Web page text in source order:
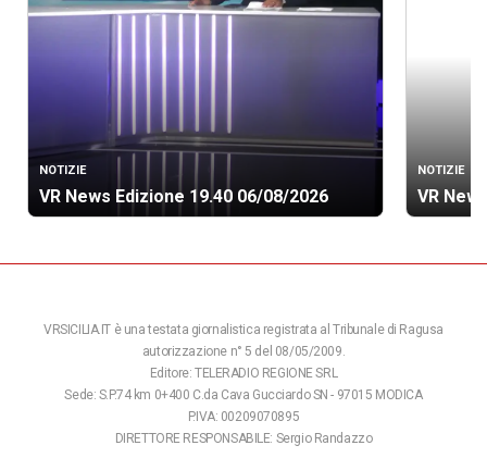
NOTIZIE
VR News Edizione 19.40 06/08/2026
NOTIZIE
VR
VRSICILIA.IT è una testata giornalistica registrata al Tribunale di Ragusa
autorizzazione n° 5 del 08/05/2009.
Editore: TELERADIO REGIONE SRL
Sede: S.P.74 km 0+400 C.da Cava Gucciardo SN - 97015 MODICA
P.IVA: 00209070895
DIRETTORE RESPONSABILE: Sergio Randazzo